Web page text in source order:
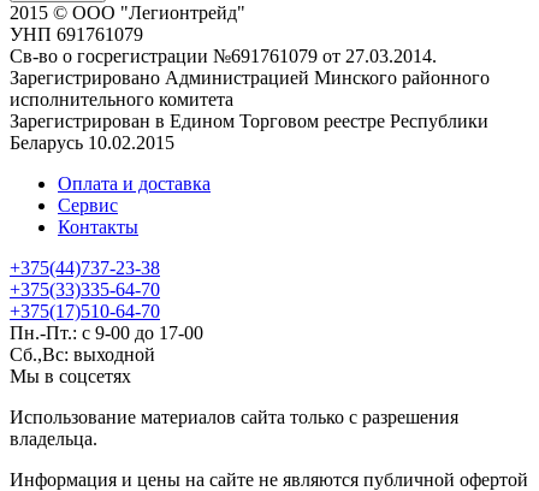
2015 © ООО "Легионтрейд"
УНП 691761079
Св-во о госрегистрации №691761079 от 27.03.2014.
Зарегистрировано Администрацией Минского районного
исполнительного комитета
Зарегистрирован в Едином Торговом реестре Республики
Беларусь 10.02.2015
Оплата и доставка
Сервис
Контакты
+375(44)737-23-38
+375(33)335-64-70
+375(17)510-64-70
Пн.-Пт.: с 9-00 до 17-00
Сб.,Вс: выходной
Мы в соцсетях
Использование материалов сайта только с разрешения
владельца.
Информация и цены на сайте не являются публичной офертой